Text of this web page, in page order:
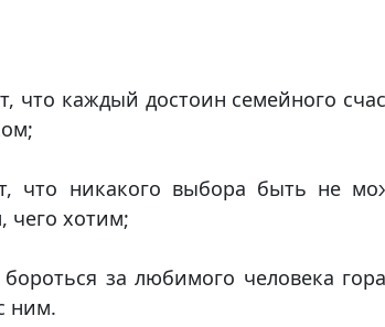
что каждый достоин семейного
что никакого выбора быть не
чего хотим;
за любимого человека
ним.